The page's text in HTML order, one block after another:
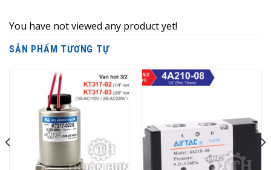
You have not viewed any product yet!
SẢN PHẨM TƯƠNG TỰ